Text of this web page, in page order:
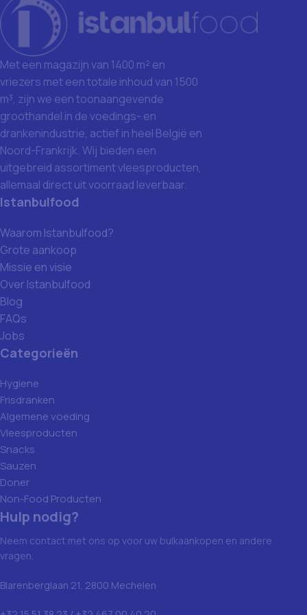
Met een magazijn van 1400 m² en
vriezers met een totale inhoud van 1500
m³, zijn we een toonaangevende
groothandel in de voedings- en
drankenindustrie, actief in heel België en
Noord-Frankrijk. Wij bieden een
uitgebreid assortiment vleesproducten,
allemaal direct uit voorraad leverbaar.
Istanbulfood
Waarom Istanbulfood?
Grote aankoop
Missie en visie
Over Istanbulfood
Blog
FAQs
Jobs
Categorieën
Hygiene
Frisdranken
Algemene voeding
Vleesproducten
Snacks
Sauzen
Doner
Non-Food Producten
Hulp nodig?
Neem contact met ons op voor uw bulkaankopen en andere
vragen.
Blarenberglaan 21, 2800 Mechelen